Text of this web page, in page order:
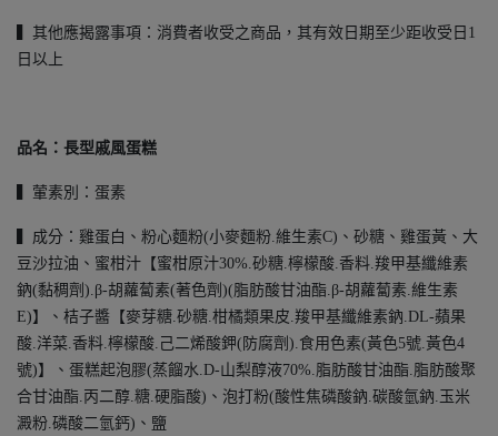
▍其他應揭露事項：消費者收受之商品，其有效日期至少距收受日1
日以上
品名： 長型戚風蛋糕
▍葷素別：蛋素
▍成分：雞蛋白、粉心麵粉(小麥麵粉.維生素C)、砂糖、雞蛋黃、大
豆沙拉油、蜜柑汁【蜜柑原汁30%.砂糖.檸檬酸.香料.羧甲基纖維素
鈉(黏稠劑).β-胡蘿蔔素(著色劑)(脂肪酸甘油酯.β-胡蘿蔔素.維生素
E)】、桔子醬【麥芽糖.砂糖.柑橘類果皮.羧甲基纖維素鈉.DL-蘋果
酸.洋菜.香料.檸檬酸.己二烯酸鉀(防腐劑).食用色素(黃色5號.黃色4
號)】、蛋糕起泡膠(蒸餾水.D-山梨醇液70%.脂肪酸甘油酯.脂肪酸聚
合甘油酯.丙二醇.糖.硬脂酸)、泡打粉(酸性焦磷酸鈉.碳酸氫鈉.玉米
澱粉.磷酸二氫鈣)、鹽